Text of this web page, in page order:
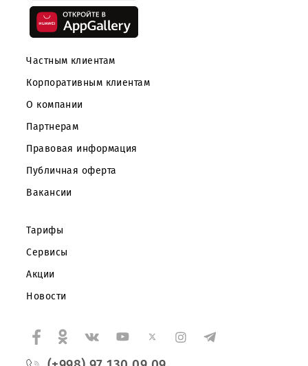
Частным клиентам
Корпоративным клиентам
О компании
Правовая информация
Публичная оферта
Вакансии
Сервисы